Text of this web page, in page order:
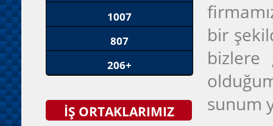
1007
807
206+
İŞ ORTAKLARIMIZ
bir
bizlere
sunum